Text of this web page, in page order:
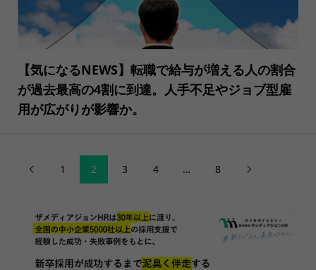
【気になるNEWS】転職で給与が増える人の割合
が過去最高の4割に到達。人手不足やジョブ型雇
用が広がりが影響か。
 1 2 3 4 … 8 